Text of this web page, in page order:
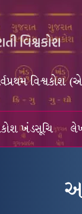
વિશ્વકોશ
ખંડસૂચિ